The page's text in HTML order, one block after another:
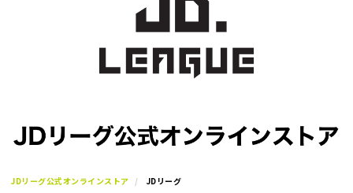
JDリーグ公式オンラインストア JDリーグ